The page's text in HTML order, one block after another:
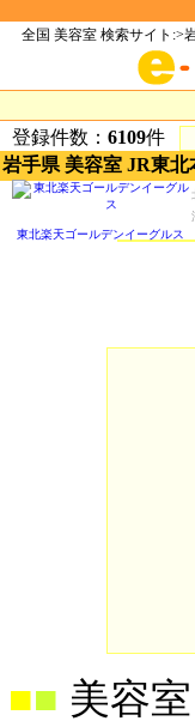
全国 美容室 検索サイト:>
登録件数： 6109件
岩手県 美容室 JR東北
■ 美容室
東北楽天ゴールデンイーグルス